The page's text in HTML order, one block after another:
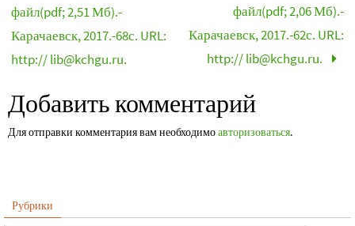
файл(pdf; 2,51 Мб).-
Карачаевск, 2017.-68с. URL:
http:// lib@kchgu.ru.
файл(pdf; 2,06 Мб).-
Карачаевск, 2017.-62с. URL:
http:// lib@kchgu.ru.
Добавить комментарий
Для отправки комментария вам необходимоавторизоваться.
Рубрики